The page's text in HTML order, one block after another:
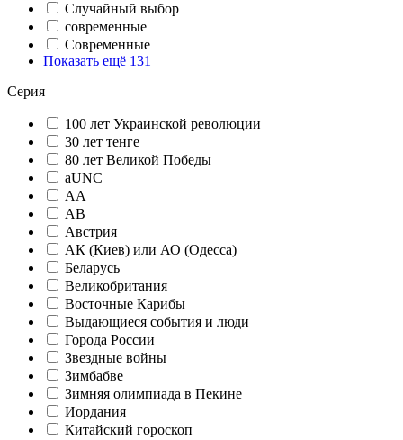
Случайный выбор
современные
Современные
Показать ещё 131
Серия
100 лет Украинской революции
30 лет тенге
80 лет Великой Победы
aUNC
АА
АВ
Австрия
АК (Киев) или АО (Одесса)
Беларусь
Великобритания
Восточные Карибы
Выдающиеся события и люди
Города России
Звездные войны
Зимбабве
Зимняя олимпиада в Пекине
Иордания
Китайский гороскоп